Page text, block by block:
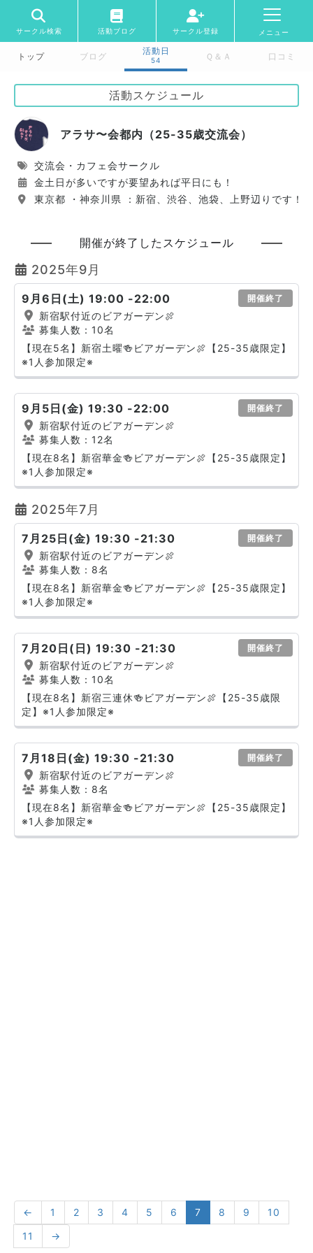
サークル検索 活動ブログ サークル登録 メニュー
トップ ブログ
活動日
54 Ｑ＆Ａ 口コミ
活動スケジュール
アラサ〜会都内（25-35歳交流会）
交流会・カフェ会サークル
金土日が多いですが要望あれば平日にも！
東京都 ・神奈川県 ：新宿、渋谷、池袋、上野辺りです！
開催が終了したスケジュール
2025年9月
9月6日(土) 19:00 -22:00 開催終了
新宿駅付近のビアガーデン🍖
募集人数：10名
【現在5名】新宿土曜🍻ビアガーデン🍖【25-35歳限定】
※1人参加限定※
9月5日(金) 19:30 -22:00 開催終了
新宿駅付近のビアガーデン🍖
募集人数：12名
【現在8名】新宿華金🍻ビアガーデン🍖【25-35歳限定】
※1人参加限定※
2025年7月
7月25日(金) 19:30 -21:30 開催終了
新宿駅付近のビアガーデン🍖
募集人数：8名
【現在8名】新宿華金🍻ビアガーデン🍖【25-35歳限定】
※1人参加限定※
7月20日(日) 19:30 -21:30 開催終了
新宿駅付近のビアガーデン🍖
募集人数：10名
【現在8名】新宿三連休🍻ビアガーデン🍖【25-35歳限
定】※1人参加限定※
7月18日(金) 19:30 -21:30 開催終了
新宿駅付近のビアガーデン🍖
募集人数：8名
【現在8名】新宿華金🍻ビアガーデン🍖【25-35歳限定】
※1人参加限定※
← 1 2 3 4 5 6 7 8 9
10
11
→